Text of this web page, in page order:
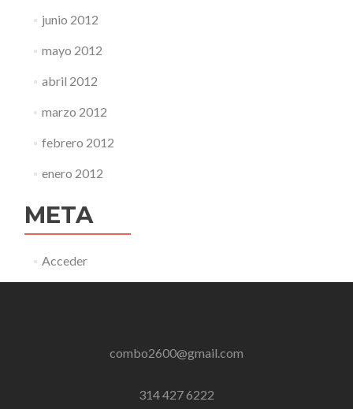
junio 2012
mayo 2012
abril 2012
marzo 2012
febrero 2012
enero 2012
META
Acceder
combo2600@gmail.com
314 427 6222